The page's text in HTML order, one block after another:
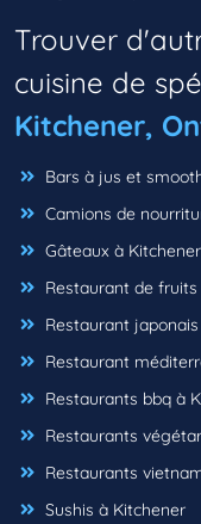
Trouver
cuisine de
Kitchener,
Bars à jus et
Camions de
Gâteaux à Kitchener
Restaurant de
Restaurant
Restaurant
Restaurants bbq à
Restaurants
Restaurants
Sushis à Kitchener